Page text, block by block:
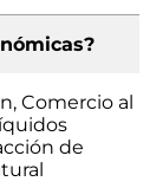
Comercio al
de